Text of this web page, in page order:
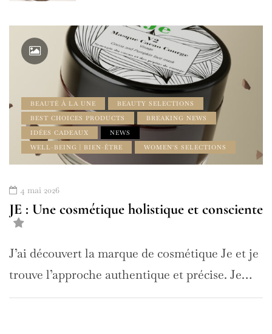
BEAUTÉ À LA UNE
BEAUTY SELECTIONS
BEST CHOICES PRODUCTS
BREAKING NEWS
IDÉES CADEAUX
NEWS
WELL-BEING | BIEN-ÊTRE
WOMEN'S SELECTIONS
4 mai 2026
JE : Une cosmétique holistique et consciente
J’ai découvert la marque de cosmétique Je et je
trouve l’approche authentique et précise. Je…